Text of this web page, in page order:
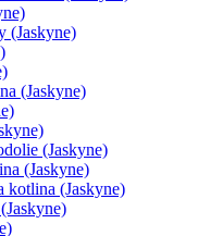
(Jaskyne)
(Jaskyne)
(Jaskyne)
(Jaskyne)
kotlina (Jaskyne)